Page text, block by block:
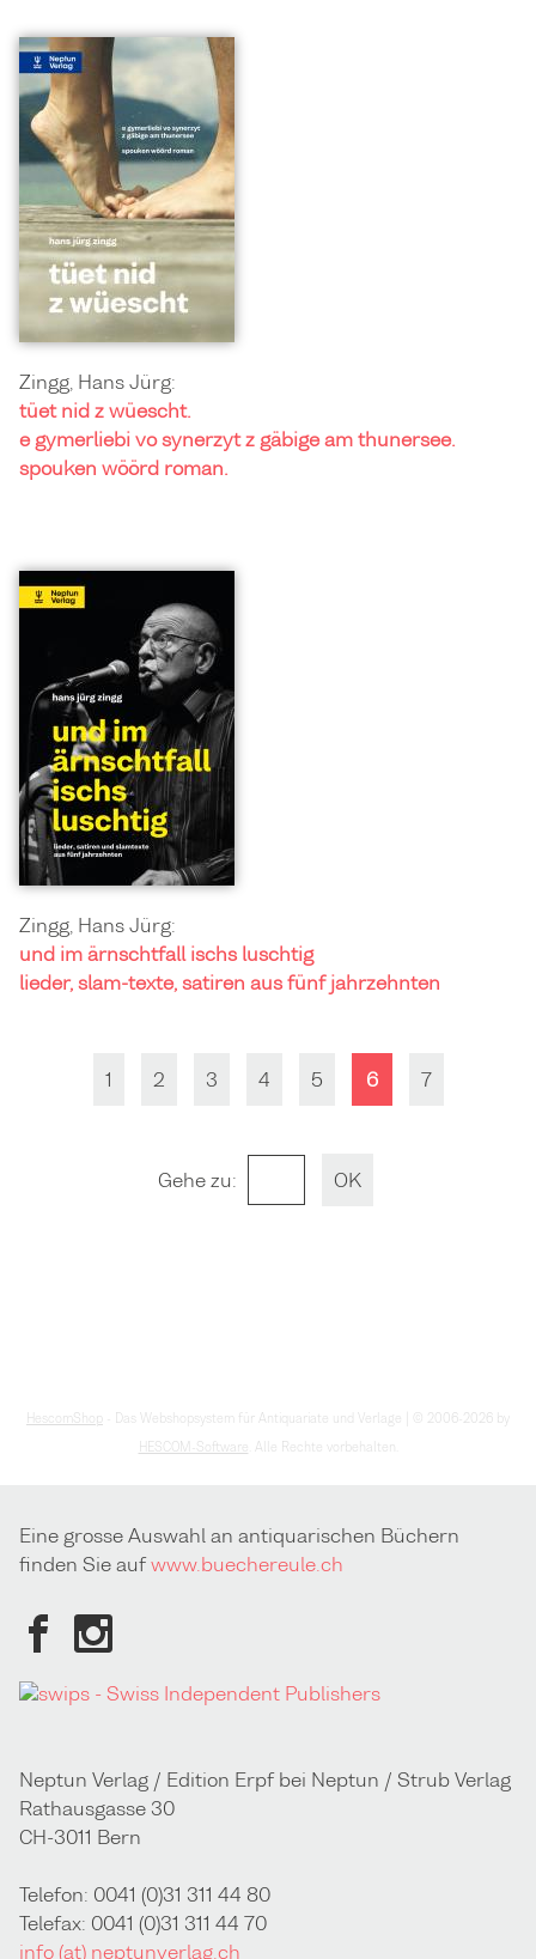
Zingg, Hans Jürg:
tüet nid z wüescht.
e gymerliebi vo synerzyt z gäbige am thunersee.
spouken wöörd roman.
Zingg, Hans Jürg:
und im ärnschtfall ischs luschtig
lieder, slam-texte, satiren aus fünf jahrzehnten
1 2 3 4 5 6 7
Gehe zu:
HescomShop
- Das Webshopsystem für Antiquariate und Verlage | © 2006-2026 by
HESCOM-Software
. Alle Rechte vorbehalten.
Eine grosse Auswahl an antiquarischen Büchern
finden Sie aufwww.buechereule.ch
Neptun Verlag / Edition Erpf bei Neptun / Strub Verlag
Rathausgasse 30
CH-3011 Bern
Telefon: 0041 (0)31 311 44 80
Telefax: 0041 (0)31 311 44 70
info (at) neptunverlag.ch